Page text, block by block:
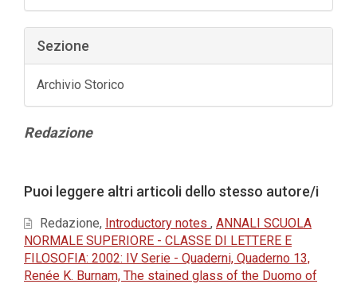
Sezione
Archivio Storico
Contenuto
Redazione
dell'articolo
Puoi leggere altri articoli dello stesso autore/i
Redazione, Introductory notes , ANNALI SCUOLA
NORMALE SUPERIORE - CLASSE DI LETTERE E
FILOSOFIA: 2002: IV Serie - Quaderni, Quaderno 13,
Renée K. Burnam, The stained glass of the Duomo of